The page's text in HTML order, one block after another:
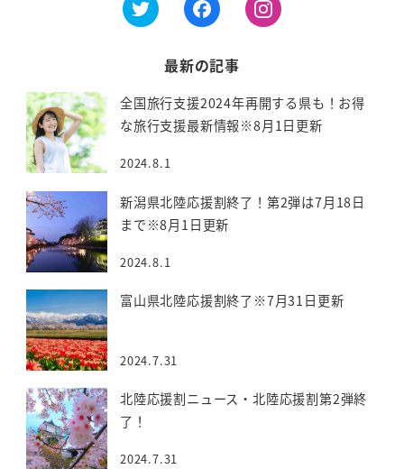
最新の記事
全国旅行支援2024年再開する県も！お得
な旅行支援最新情報※8月1日更新
2024.8.1
新潟県北陸応援割終了！第2弾は7月18日
まで※8月1日更新
2024.8.1
富山県北陸応援割終了※7月31日更新
2024.7.31
北陸応援割ニュース・北陸応援割第2弾終
了！
2024.7.31